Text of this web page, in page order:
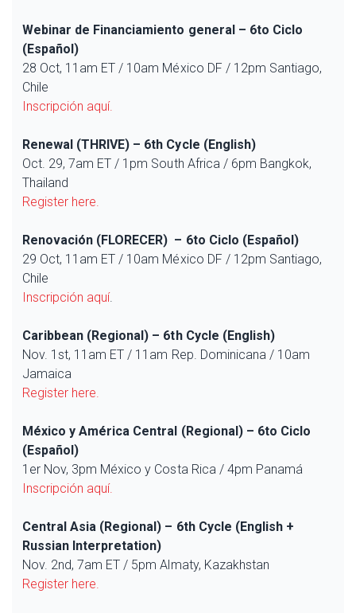
Webinar de Financiamiento general – 6to Ciclo
(Español)
28 Oct, 11am ET / 10am México DF / 12pm Santiago,
Chile
Inscripción aquí.
Renewal (THRIVE) – 6th Cycle (English)
Oct. 29, 7am ET / 1pm South Africa / 6pm Bangkok,
Thailand
Register here.
Renovación (FLORECER) – 6to Ciclo (Español)
29 Oct, 11am ET / 10am México DF / 12pm Santiago,
Chile
Inscripción aquí.
Caribbean (Regional) – 6th Cycle (English)
Nov. 1st, 11am ET / 11am Rep. Dominicana / 10am
Jamaica
Register here.
México y América Central (Regional) – 6to Ciclo
(Español)
1er Nov, 3pm México y Costa Rica / 4pm Panamá
Inscripción aquí.
Central Asia (Regional) – 6th Cycle (English +
Russian Interpretation)
Nov. 2nd, 7am ET / 5pm Almaty, Kazakhstan
Register here.